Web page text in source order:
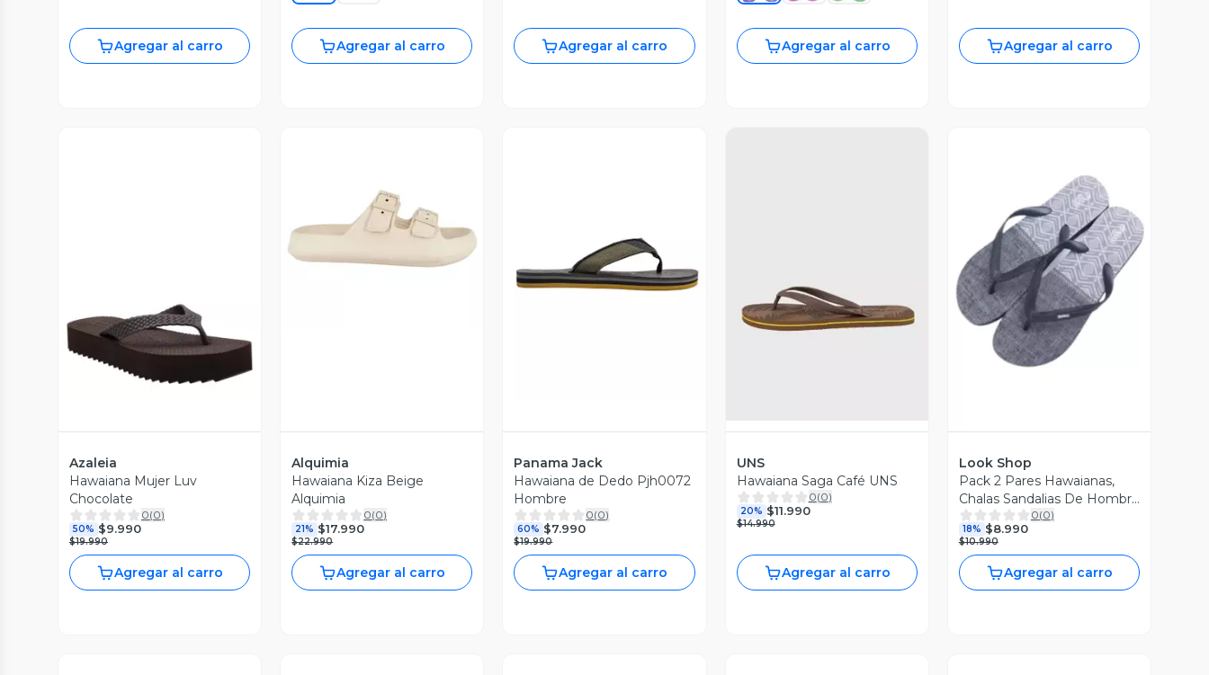
Agregar al carro Agregar al carro Agregar al carro Agregar al carro Agregar al carro
Azaleia
Hawaiana Mujer Luv
Chocolate
0(0)
50% $9.990
$19.990
Agregar al carro
Vista Previa
Alquimia
Hawaiana Kiza Beige
Alquimia
0(0)
21% $17.990
$22.990
Agregar al carro
Vista Previa
Panama Jack
Hawaiana de Dedo Pjh0072
Hombre
0(0)
60% $7.990
$19.990
Agregar al carro
Vista Previa
UNS
Hawaiana Saga Café UNS
0(0)
20% $11.990
$14.990
Agregar al carro
Vista Previa
Look Shop
Pack 2 Pares Hawaianas,
Chalas Sandalias De Hombre
1375
0(0)
18% $8.990
$10.990
Agregar al carro